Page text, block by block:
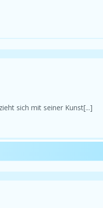
sich mit seiner Kunst[...]